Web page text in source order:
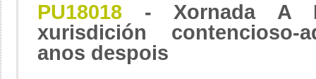
PU18018 - Xornada A
xurisdición contencioso-
anos despois